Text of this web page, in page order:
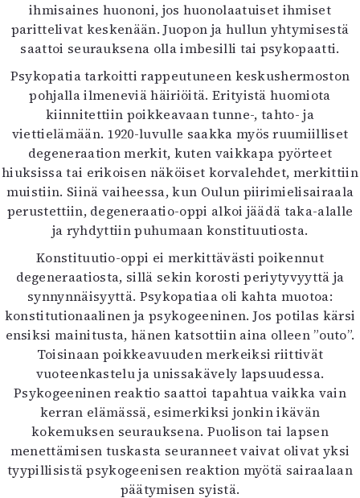
ihmisaines huononi, jos huonolaatuiset ihmiset
parittelivat keskenään. Juopon ja hullun yhtymisestä
saattoi seurauksena olla imbesilli tai psykopaatti.
Psykopatia tarkoitti rappeutuneen keskushermoston
pohjalla ilmeneviä häiriöitä. Erityistä huomiota
kiinnitettiin poikkeavaan tunne-, tahto- ja
viettielämään. 1920-luvulle saakka myös ruumiilliset
degeneraation merkit, kuten vaikkapa pyörteet
hiuksissa tai erikoisen näköiset korvalehdet, merkittiin
muistiin. Siinä vaiheessa, kun Oulun piirimielisairaala
perustettiin, degeneraatio-oppi alkoi jäädä taka-alalle
ja ryhdyttiin puhumaan konstituutiosta.
Konstituutio-oppi ei merkittävästi poikennut
degeneraatiosta, sillä sekin korosti periytyvyyttä ja
synnynnäisyyttä. Psykopatiaa oli kahta muotoa:
konstitutionaalinen ja psykogeeninen. Jos potilas kärsi
ensiksi mainitusta, hänen katsottiin aina olleen ”outo”.
Toisinaan poikkeavuuden merkeiksi riittivät
vuoteenkastelu ja unissakävely lapsuudessa.
Psykogeeninen reaktio saattoi tapahtua vaikka vain
kerran elämässä, esimerkiksi jonkin ikävän
kokemuksen seurauksena. Puolison tai lapsen
menettämisen tuskasta seuranneet vaivat olivat yksi
tyypillisistä psykogeenisen reaktion myötä sairaalaan
päätymisen syistä.